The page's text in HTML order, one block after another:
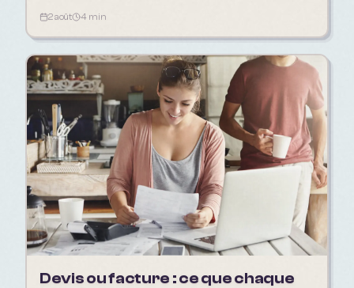
2 août 4 min
Devis ou facture : ce que chaque